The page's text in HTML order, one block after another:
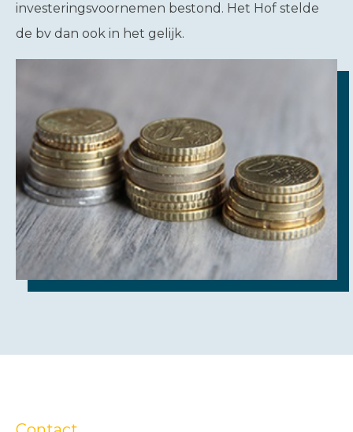
investeringsvoornemen bestond. Het Hof stelde
de bv dan ook in het gelijk.